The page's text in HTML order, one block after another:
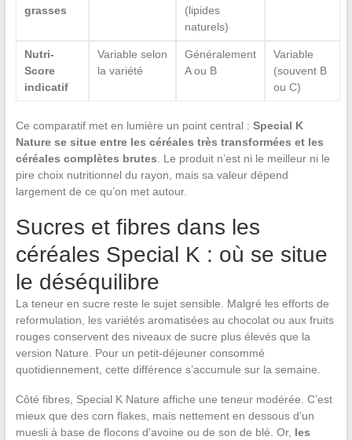
grasses
(lipides
naturels)
Nutri-
Score
indicatif
Variable selon
la variété
Généralement
A ou B
Variable
(souvent B
ou C)
Ce comparatif met en lumière un point central : Special K
Nature se situe entre les céréales très transformées et les
céréales complètes brutes . Le produit n’est ni le meilleur ni le
pire choix nutritionnel du rayon, mais sa valeur dépend
largement de ce qu’on met autour.
Sucres et fibres dans les
céréales Special K : où se situe
le déséquilibre
La teneur en sucre reste le sujet sensible. Malgré les efforts de
reformulation, les variétés aromatisées au chocolat ou aux fruits
rouges conservent des niveaux de sucre plus élevés que la
version Nature. Pour un petit-déjeuner consommé
quotidiennement, cette différence s’accumule sur la semaine.
Côté fibres, Special K Nature affiche une teneur modérée. C’est
mieux que des corn flakes, mais nettement en dessous d’un
muesli à base de flocons d’avoine ou de son de blé. Or, les